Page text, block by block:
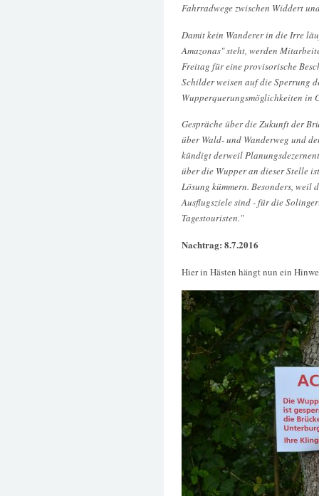
Fahrradwege zwischen Widdert
Damit kein Wanderer in die Irre
Amazonas" steht, werden
Freitag für eine provisorische
Schilder weisen auf die Sperrung
Wupperquerungsmöglichkeiten in
Gespräche über die Zukunft der
über Wald- und Wanderweg und
kündigt derweil
über die Wupper an dieser Stelle
Lösung kümmern. Besonders, weil
Ausflugsziele sind - für die
Tagestouristen."
Nachtrag: 8.7.2016
Hier in Hästen hängt nun ein